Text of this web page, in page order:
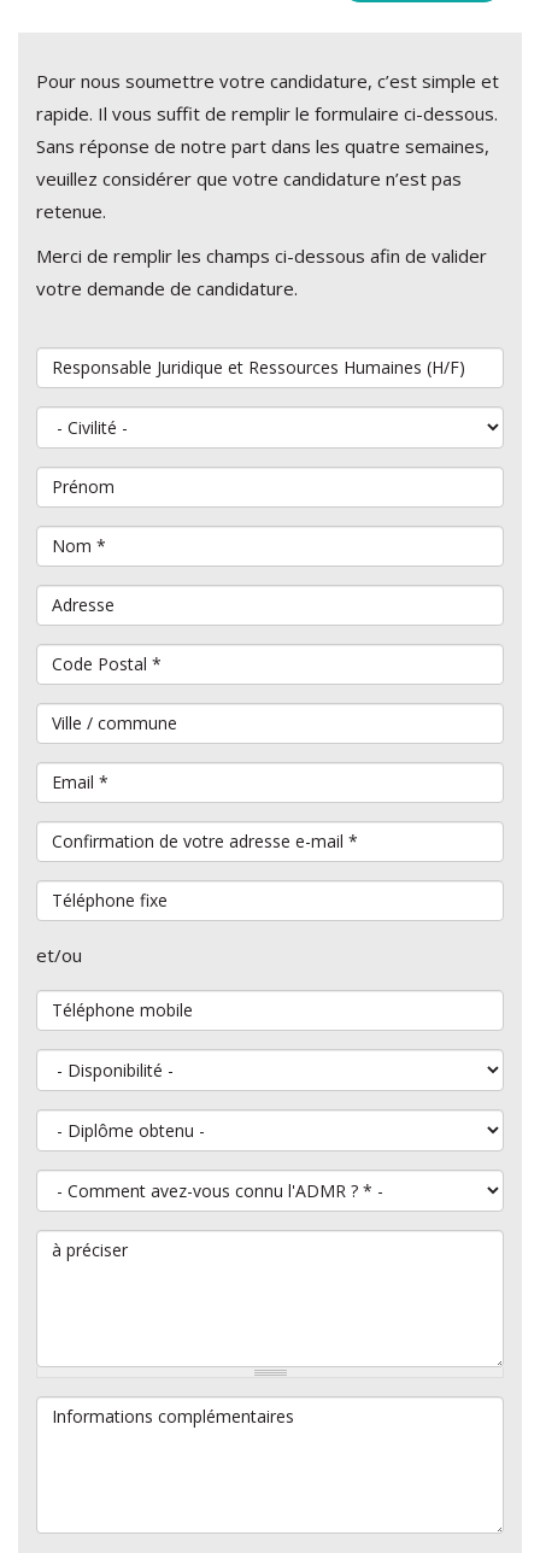
Pour nous soumettre votre candidature, c’est simple et
rapide. Il vous suffit de remplir le formulaire ci-dessous.
Sans réponse de notre part dans les quatre semaines,
veuillez considérer que votre candidature n’est pas
retenue.
Merci de remplir les champs ci-dessous afin de valider
votre demande de candidature.
Vous souhaitez postuler au poste de
Civilité
Prénom
Nom*
Adresse
Code Postal*
Ville / commune
Email*
Confirmation de votre adresse e-mail*
Téléphone fixe
et/ou
Téléphone mobile
Disponibilité
Diplôme obtenu
Comment avez-vous connu l'ADMR ?*
à préciser
Informations complémentaires